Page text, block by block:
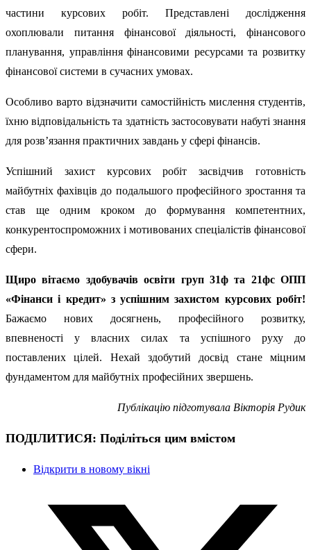
частини курсових робіт. Представлені дослідження
охоплювали питання фінансової діяльності, фінансового
планування, управління фінансовими ресурсами та розвитку
фінансової системи в сучасних умовах.
Особливо варто відзначити самостійність мислення студентів,
їхню відповідальність та здатність застосовувати набуті знання
для розв’язання практичних завдань у сфері фінансів.
Успішний захист курсових робіт засвідчив готовність
майбутніх фахівців до подальшого професійного зростання та
став ще одним кроком до формування компетентних,
конкурентоспроможних і мотивованих спеціалістів фінансової
сфери.
Щиро вітаємо здобувачів освіти груп 31ф та 21фс ОПП
«Фінанси і кредит» з успішним захистом курсових робіт!
Бажаємо нових досягнень, професійного розвитку,
впевненості у власних силах та успішного руху до
поставлених цілей. Нехай здобутий досвід стане міцним
фундаментом для майбутніх професійних звершень.
Публікацію підготувала Вікторія Рудик
ПОДІЛИТИСЯ: Поділіться цим вмістом
Відкрити в новому вікні